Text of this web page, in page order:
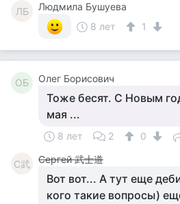
ЛБ
Людмила Бушуева
8 лет
1
ОБ Олег Борисович
Тоже бесят. С Новым
мая ...
8 лет 2 0
С武 Сергей 武士道
Вот вот... А тут еще
кого такие вопросы)